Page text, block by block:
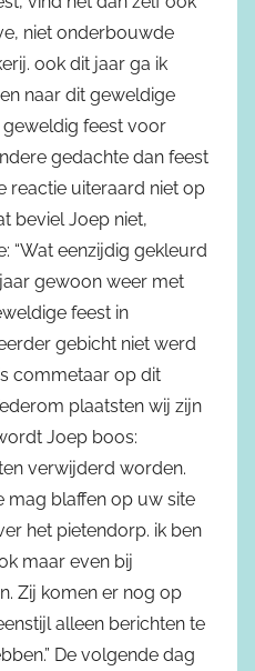
niet onderbouwde
ook dit jaar ga ik
naar dit geweldige
geweldig feest voor
gedachte dan feest
reactie uiteraard niet op
beviel Joep niet,
“Wat eenzijdig gekleurd
gewoon weer met
feest in
gebicht niet werd
commetaar op dit
plaatsten wij zijn
Joep boos:
verwijderd worden.
mag blaffen op uw site
het pietendorp. ik ben
maar even bij
Zij komen er nog op
alleen berichten te
De volgende dag